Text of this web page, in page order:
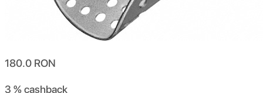
180.0 RON
3 %cashback